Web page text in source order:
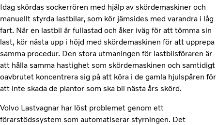
Idag skördas sockerrören med hjälp av skördemaskiner och
manuellt styrda lastbilar, som kör jämsides med varandra i låg
fart. När en lastbil är fullastad och åker iväg för att tömma sin
last, kör nästa upp i höjd med skördemaskinen för att upprepa
samma procedur. Den stora utmaningen för lastbilsföraren är
att hålla samma hastighet som skördemaskinen och samtidigt
oavbrutet koncentrera sig på att köra i de gamla hjulspåren för
att inte skada de plantor som ska bli nästa års skörd.
Volvo Lastvagnar har löst problemet genom ett
förarstödssystem som automatiserar styrningen. Det